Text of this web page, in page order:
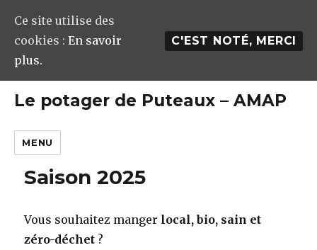
Le potager de Puteaux – AMAP
MENU
Saison 2025
Vous souhaitez manger local, bio, sain et
zéro-déchet ?
Ce site utilise des
cookies : En savoir
plus.
C'EST NOTÉ, MERCI